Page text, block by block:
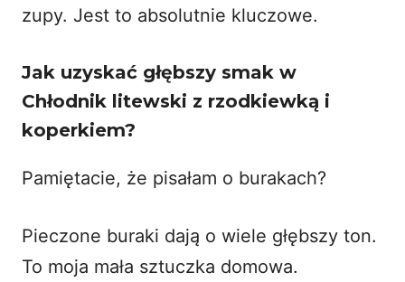
zupy. Jest to absolutnie kluczowe.
Jak uzyskać głębszy smak w
Chłodnik litewski z rzodkiewką i
koperkiem?
Pamiętacie, że pisałam o burakach?
Pieczone buraki dają o wiele głębszy ton.
To moja mała sztuczka domowa.